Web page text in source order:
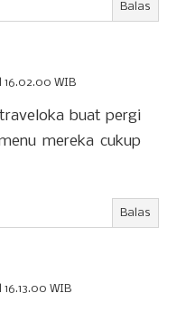
Balas
16.02.00 WIB
buat pergi
mereka cukup
Balas
WIB